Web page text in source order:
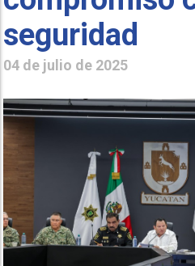
seguridad
04 de julio de 2025